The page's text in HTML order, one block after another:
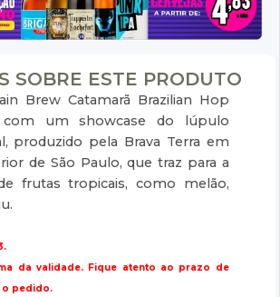
SOBRE ESTE PRODUTO
Brew Catamarã Brazilian Hop
um showcase do lúpulo
produzido pela Brava Terra em
de São Paulo, que traz para a
frutas tropicais, como melão,
da validade. Fique atento ao prazo de
o pedido.